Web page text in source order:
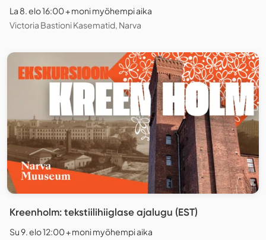
La 8. elo 16:00 + moni myöhempi aika
Victoria Bastioni Kasematid, Narva
Kreenholm: tekstiilihiiglase ajalugu (EST)
Su 9. elo 12:00 + moni myöhempi aika